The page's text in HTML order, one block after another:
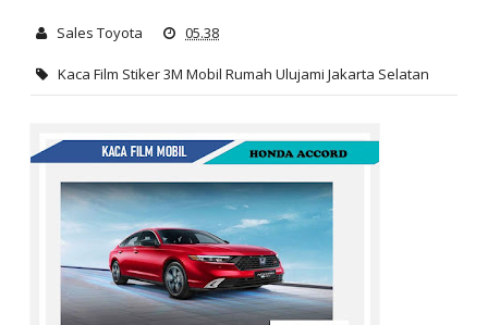
Sales Toyota 05.38
Kaca Film Stiker 3M Mobil Rumah Ulujami Jakarta Selatan